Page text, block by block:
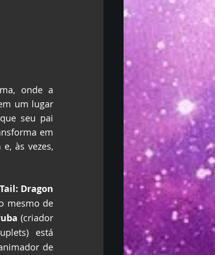
onde a
um lugar
seu pai
em
às vezes,
Dragon
(criador
está